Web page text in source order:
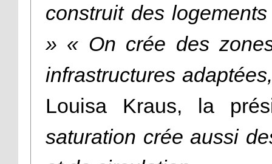
construit des
» « On crée des
infrastructures
Louisa Kraus, la
saturation crée aussi